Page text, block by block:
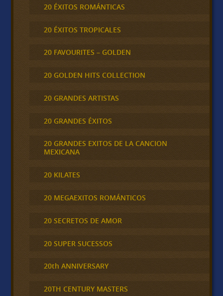
20 ÉXITOS ROMÁNTICAS
20 ÉXITOS TROPICALES
20 FAVOURITES – GOLDEN
20 GOLDEN HITS COLLECTION
20 GRANDES ARTISTAS
20 GRANDES ÉXITOS
20 GRANDES EXITOS DE LA CANCION
MEXICANA
20 KILATES
20 MEGAEXITOS ROMÁNTICOS
20 SECRETOS DE AMOR
20 SUPER SUCESSOS
20th ANNIVERSARY
20TH CENTURY MASTERS